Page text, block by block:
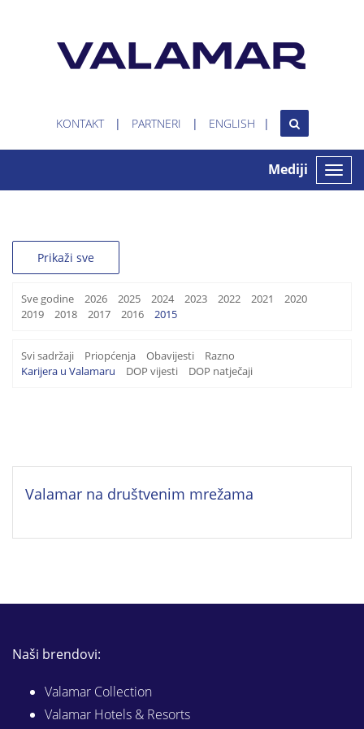
KONTAKT PARTNERI ENGLISH
Toggle
Mediji
Prikaži sve
Sve godine 2026 2025 2024 2023 2022 2021
2020
2019
2018 2017 2016 2015
Svi sadržaji Priopćenja Obavijesti
Razno
Karijera u Valamaru
DOP vijesti DOP natječaji
Valamar na društvenim mrežama
Naši brendovi:
Valamar Collection
Valamar Hotels & Resorts